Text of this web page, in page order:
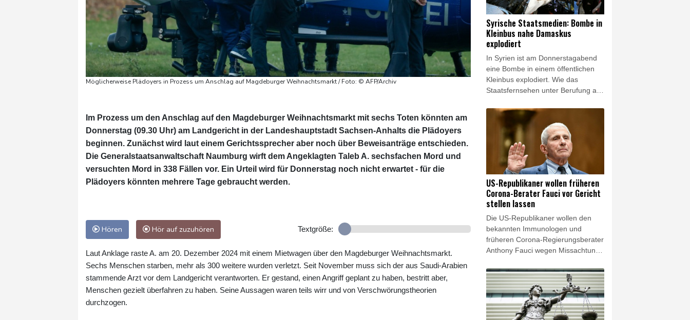
Möglicherweise Plädoyers in Prozess um Anschlag auf Magdeburger Weihnachtsmarkt / Foto: © AFP/Archiv
Im Prozess um den Anschlag auf den Magdeburger Weihnachtsmarkt mit sechs Toten könnten am
Donnerstag (09.30 Uhr) am Landgericht in der Landeshauptstadt Sachsen-Anhalts die Plädoyers
beginnen. Zunächst wird laut einem Gerichtssprecher aber noch über Beweisanträge entschieden.
Die Generalstaatsanwaltschaft Naumburg wirft dem Angeklagten Taleb A. sechsfachen Mord und
versuchten Mord in 338 Fällen vor. Ein Urteil wird für Donnerstag noch nicht erwartet - für die
Plädoyers könnten mehrere Tage gebraucht werden.
Hören Hör auf zuzuhören Textgröße:
Laut Anklage raste A. am 20. Dezember 2024 mit einem Mietwagen über den Magdeburger Weihnachtsmarkt.
Sechs Menschen starben, mehr als 300 weitere wurden verletzt. Seit November muss sich der aus Saudi-Arabien
stammende Arzt vor dem Landgericht verantworten. Er gestand, einen Angriff geplant zu haben, bestritt aber,
Menschen gezielt überfahren zu haben. Seine Aussagen waren teils wirr und von Verschwörungstheorien
durchzogen.
Berufung auf das
Gesundheitsministerium. In der
Gegend leben vor allem Drusen und
Christen.
Syrische Staatsmedien: Bombe in
Kleinbus nahe Damaskus
explodiert
In Syrien ist am Donnerstagabend
eine Bombe in einem öffentlichen
Kleinbus explodiert. Wie das
Staatsfernsehen unter Berufung auf
ereignete sich die Explosion in
Dscharamana, einem Vorort der
Hauptstadt Damaskus. Mehrere
Krankenwagen fuhren zum Ort der
Explosion, berichtete ein Fotograf
der Nachrichtenagentur AFP. Eine
Hauptverkehrsstraße wurde für den
Verkehr gesperrt.
US-Republikaner wollen früheren
Corona-Berater Fauci vor Gericht
stellen lassen
Die US-Republikaner wollen den
bekannten Immunologen und
früheren Corona-Regierungsberater
Anthony Fauci wegen Missachtung
lassen. Ein Ausschuss des von den
Republikanern von US-Präsident
Donald Trump kontrollierten Senats
stimmte am Donnerstag für ein
entsprechendes Vorgehen.